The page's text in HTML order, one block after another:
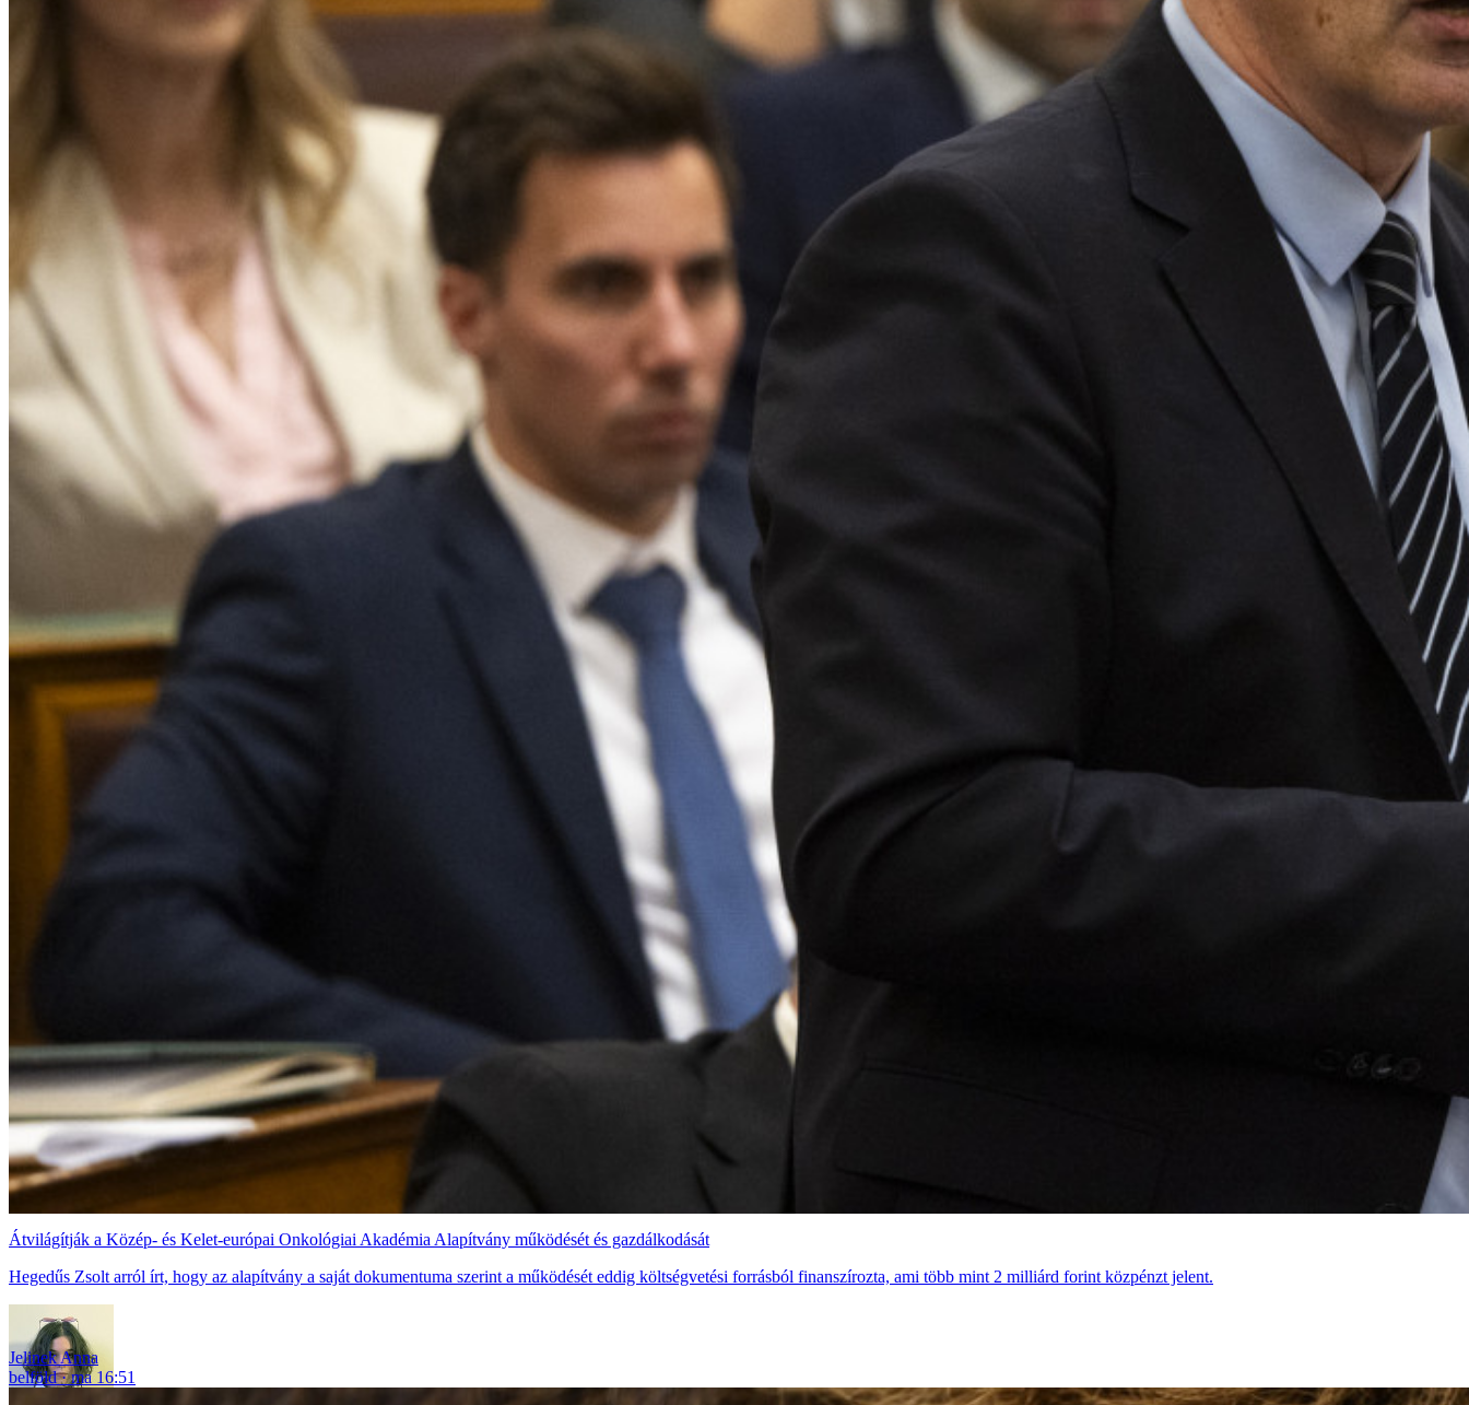
Átvilágítják a Közép- és Kelet-európai Onkológiai Akadémia Alapítvány működését és gazdálkodását
Hegedűs Zsolt arról írt, hogy az alapítvány a saját dokumentuma szerint a működését eddig költségvetési forrásból finanszírozta, ami több mint 2 milliárd forint közpénzt jelent.
Jelinek Anna
belföld
ma 16:51